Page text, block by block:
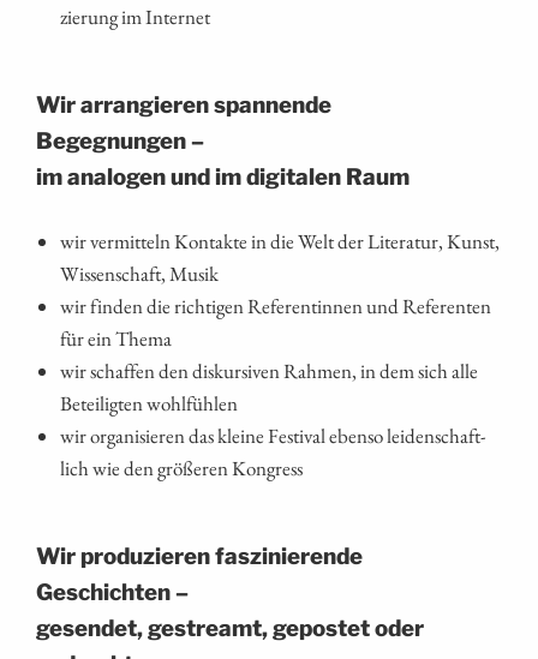
zie­rung im Internet
Wir arran­gie­ren span­nen­de
Begegnungen –
im ana­lo­gen und im digi­ta­len Raum
wir ver­mit­teln Kon­tak­te in die Welt der Lite­ra­tur, Kunst,
Wis­sen­schaft, Musik
wir fin­den die rich­ti­gen Refe­ren­tin­nen und Refe­ren­ten
für ein Thema
wir schaf­fen den dis­kur­si­ven Rah­men, in dem sich alle
Betei­lig­ten wohlfühlen
wir orga­ni­sie­ren das klei­ne Fes­ti­val eben­so lei­den­schaft­
lich wie den grö­ße­ren Kongress
Wir pro­du­zie­ren fas­zi­nie­ren­de
Geschichten –
gesen­det, gestreamt, gepos­tet oder